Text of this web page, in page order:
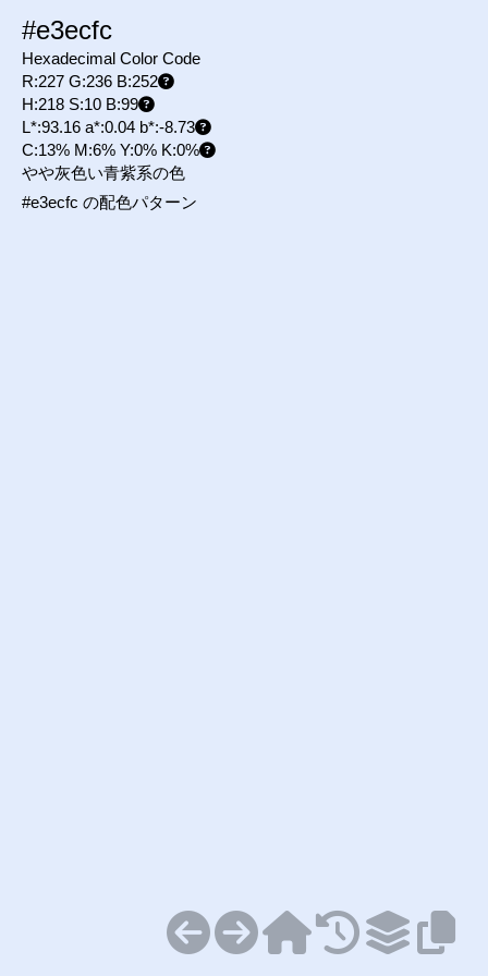
#e3ecfc
Hexadecimal Color Code
R:227 G:236 B:252
H:218 S:10 B:99
L*:93.16 a*:0.04 b*:-8.73
C:13% M:6% Y:0% K:0%
やや灰色い青紫系の色
#e3ecfc の配色パターン